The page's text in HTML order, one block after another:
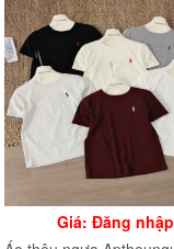
Giá: Đăng nhập